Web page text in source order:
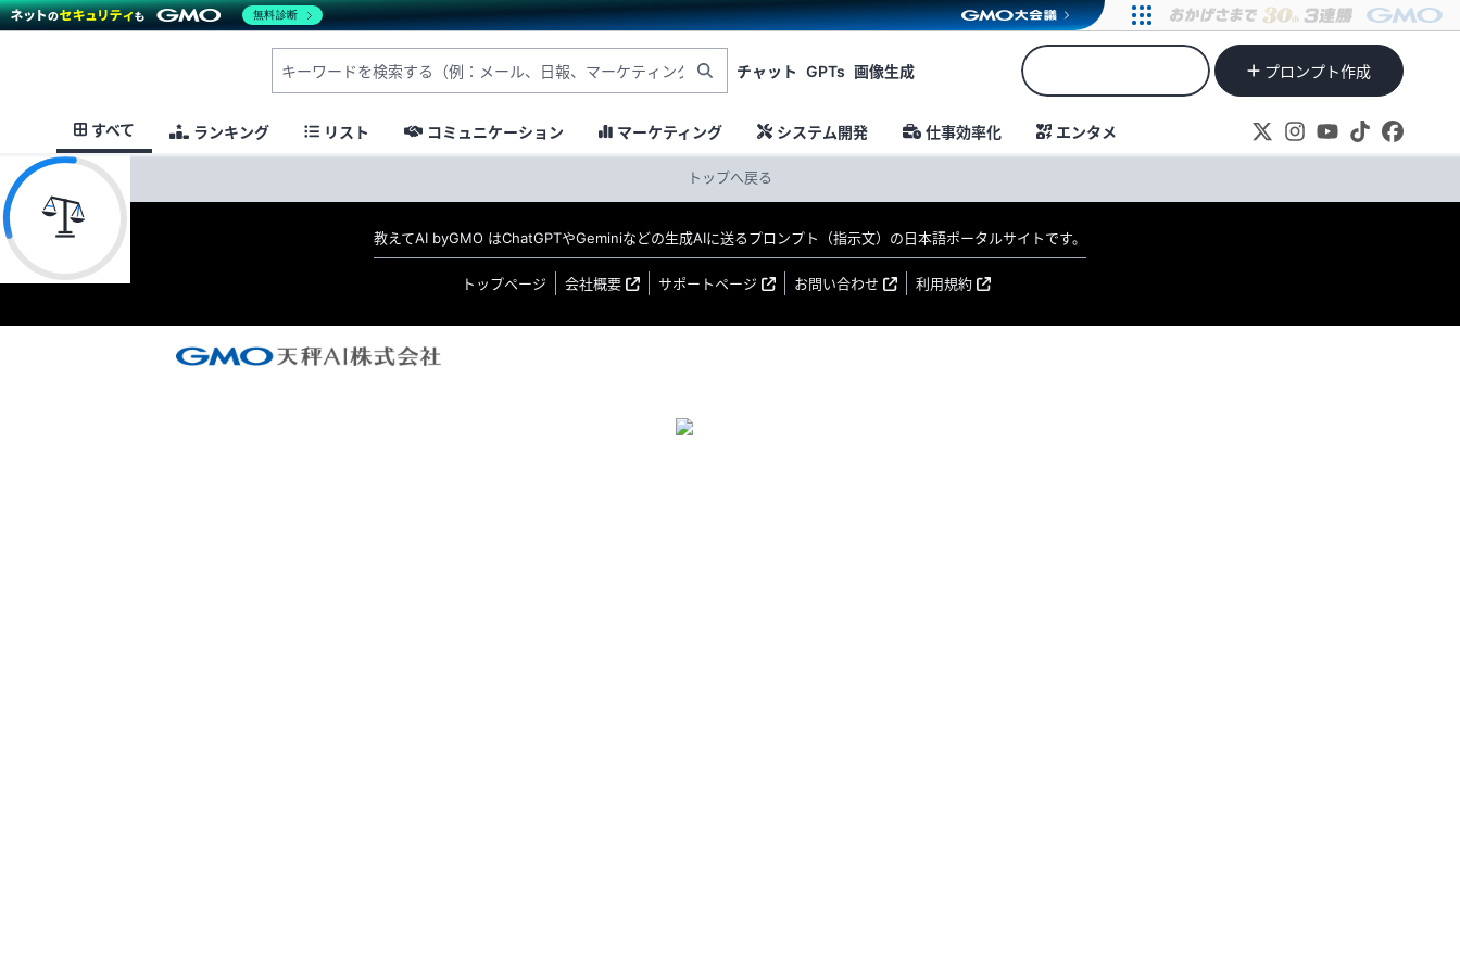
チャット GPTs 画像生成 プロンプト作成
すべて ランキング リスト コミュニケーション マーケティング システム開発 仕事効率化 エンタメ
トップへ戻る
教えてAI byGMO はChatGPTやGeminiなどの生成AIに送るプロンプト（指示文）の日本語ポータルサイトです。
トップページ 会社概要 サポートページ お問い合わせ 利用規約
無料診断